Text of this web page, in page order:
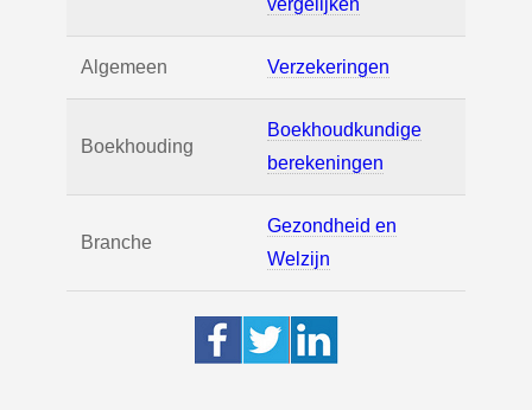
vergelijken
Algemeen Verzekeringen
Boekhouding
Boekhoudkundige
berekeningen
Branche
Gezondheid en
Welzijn